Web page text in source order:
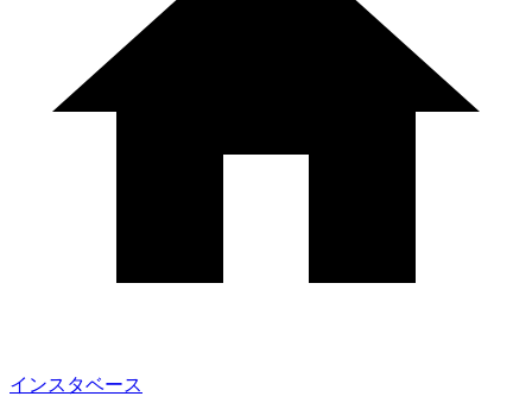
インスタベース